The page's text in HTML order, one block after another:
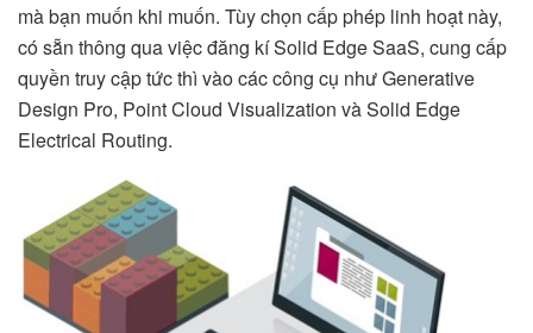
mà bạn muốn khi muốn. Tùy chọn cấp phép linh hoạt này,
có sẵn thông qua việc đăng kí Solid Edge SaaS, cung cấp
quyền truy cập tức thì vào các công cụ như Generative
Design Pro, Point Cloud Visualization và Solid Edge
Electrical Routing.